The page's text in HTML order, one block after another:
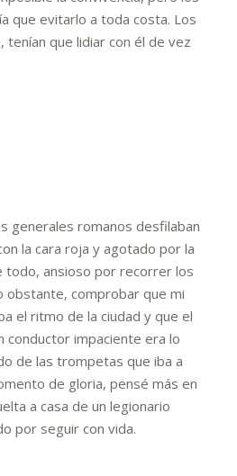
que evitarlo a toda costa. Los
tenían que lidiar con él de vez
generales romanos desfilaban
la cara roja y agotado por la
todo, ansioso por recorrer los
obstante, comprobar que mi
el ritmo de la ciudad y que el
conductor impaciente era lo
de las trompetas que iba a
de gloria, pensé más en
a casa de un legionario
por seguir con vida.